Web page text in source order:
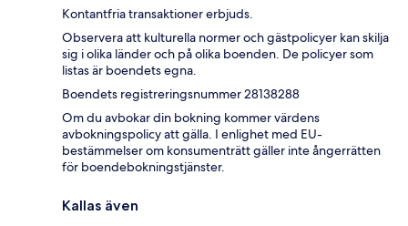
Kontantfria transaktioner erbjuds.
Observera att kulturella normer och gästpolicyer kan skilja
sig i olika länder och på olika boenden. De policyer som
listas är boendets egna.
Boendets registreringsnummer 28138288
Om du avbokar din bokning kommer värdens
avbokningspolicy att gälla. I enlighet med EU-
bestämmelser om konsumenträtt gäller inte ångerrätten
för boendebokningstjänster.
Kallas även